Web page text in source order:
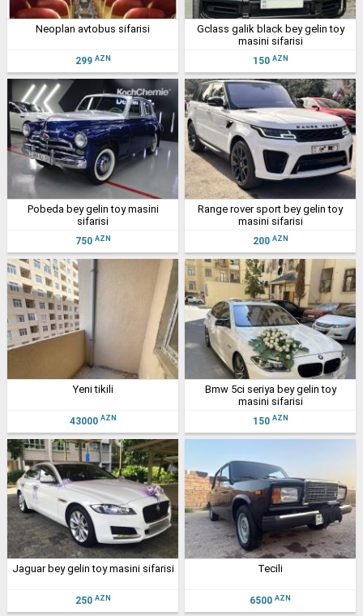
neoplan avtobus sifarisi
299 AZN
gclass galik black bey gelin toy
masini sifarisi
150 AZN
pobeda bey gelin toy masini
sifarisi
750 AZN
range rover sport bey gelin toy
masini sifarisi
200 AZN
yeni tikili
43000 AZN
bmw 5ci seriya bey gelin toy
masini sifarisi
150 AZN
jaguar bey gelin toy masini sifarisi
250 AZN
tecili
6500 AZN